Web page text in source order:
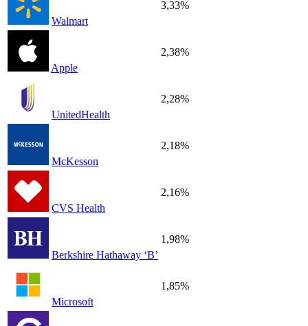
Walmart
3,33%
Apple
2,38%
UnitedHealth
2,28%
McKesson
2,18%
CVS Health
2,16%
Berkshire Hathaway ‘B’
1,98%
Microsoft
1,85%